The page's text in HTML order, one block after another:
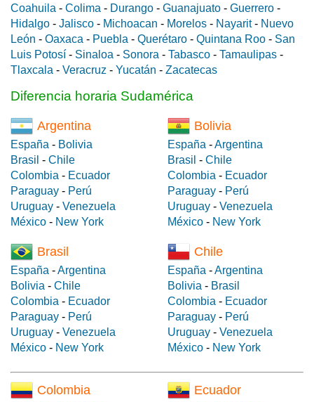
Coahuila - Colima - Durango - Guanajuato - Guerrero -
Hidalgo - Jalisco - Michoacan - Morelos - Nayarit- Nuevo
León - Oaxaca - Puebla - Querétaro - Quintana Roo - San
Luis Potosí - Sinaloa - Sonora - Tabasco - Tamaulipas -
Tlaxcala - Veracruz - Yucatán - Zacatecas
Diferencia horaria Sudamérica
Argentina
España - Bolivia
Brasil - Chile
Colombia - Ecuador
Paraguay - Perú
Uruguay - Venezuela
México - New York
Bolivia
España -Argentina
Brasil - Chile
Colombia - Ecuador
Paraguay - Perú
Uruguay - Venezuela
México - New York
Brasil
España -Argentina
Bolivia - Chile
Colombia - Ecuador
Paraguay - Perú
Uruguay - Venezuela
México - New York
Chile
España -Argentina
Bolivia - Brasil
Colombia - Ecuador
Paraguay - Perú
Uruguay - Venezuela
México - New York
Colombia Ecuador